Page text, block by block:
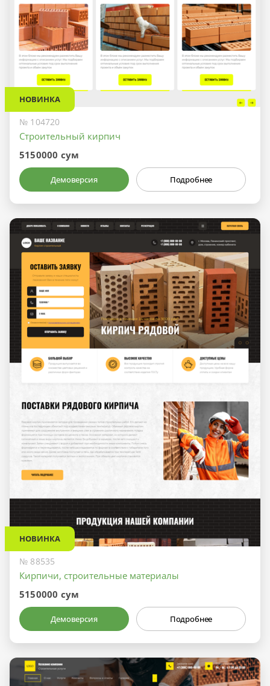
НОВИНКА
№ 104720
Строительный кирпич
5150000 сум
Демоверсия Подробнее
НОВИНКА
№ 88535
Кирпичи, строительные материалы
5150000 сум
Демоверсия Подробнее